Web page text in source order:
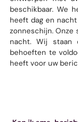
beschikbaar. We
heeft dag en
zonneschijn. Onze
nacht. Wij
behoeften te
heeft voor uw